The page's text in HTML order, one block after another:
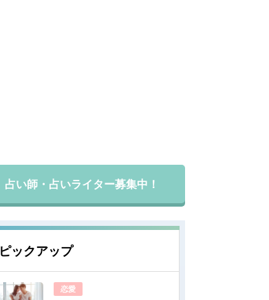
占い師・占いライター募集中！
ピックアップ
恋愛